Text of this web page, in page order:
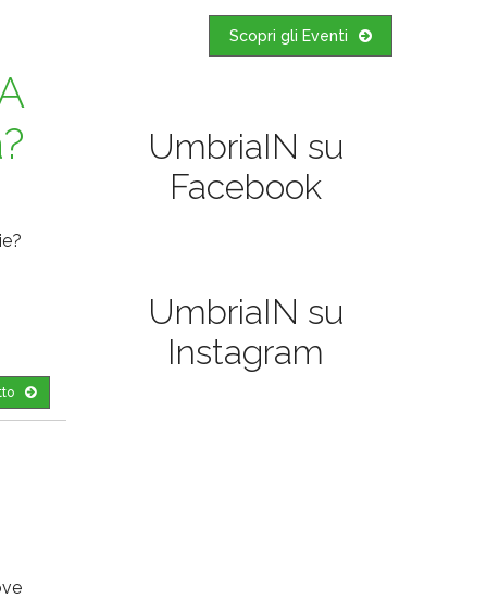
Scopri gli Eventi
UmbriaIN su
Facebook
UmbriaIN su
Instagram